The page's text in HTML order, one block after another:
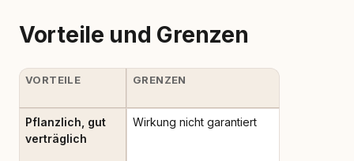
Vorteile und Grenzen
VORTEILE GRENZEN
Pflanzlich, gut
verträglich
Wirkung nicht garantiert